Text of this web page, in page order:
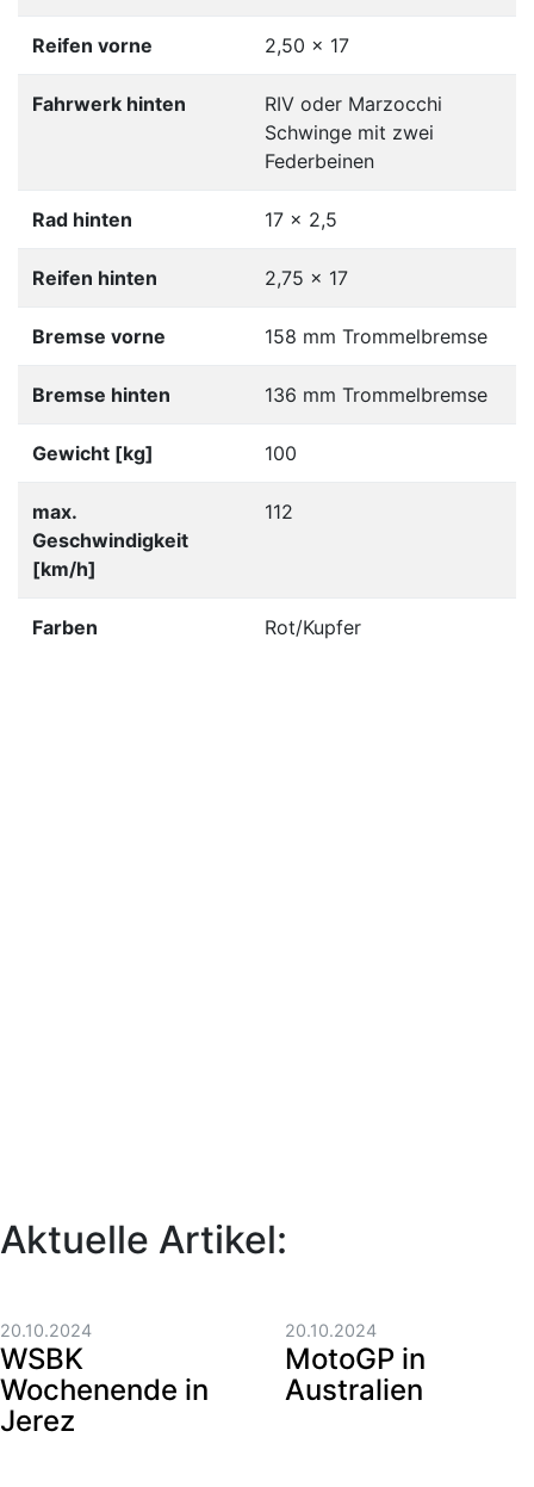
Reifen vorne 2,50 x 17
Fahrwerk hinten
RIV oder Marzocchi
Schwinge mit zwei
Federbeinen
Rad hinten 17 x 2,5
Reifen hinten 2,75 x 17
Bremse vorne 158 mm Trommelbremse
Bremse hinten 136 mm Trommelbremse
Gewicht [kg] 100
max.
Geschwindigkeit
[km/h]
112
Farben Rot/Kupfer
Aktuelle Artikel:
20.10.2024
WSBK
Wochenende in
Jerez
20.10.2024
MotoGP in
Australien